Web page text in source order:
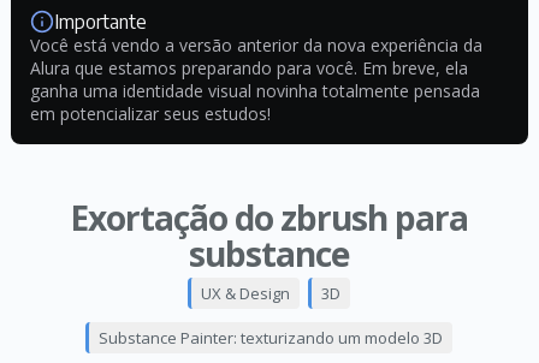
Importante
Você está vendo a versão anterior da nova experiência da
Alura que estamos preparando para você. Em breve, ela
ganha uma identidade visual novinha totalmente pensada
em potencializar seus estudos!
Exortação do zbrush para
substance
UX & Design 3D
Substance Painter: texturizando um modelo 3D